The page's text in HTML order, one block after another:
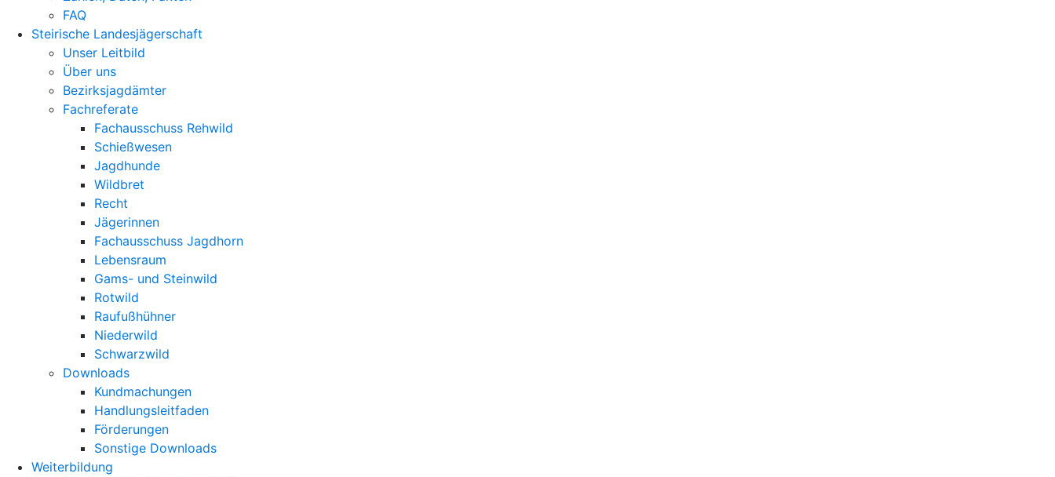
FAQ
Steirische Landesjägerschaft
Unser Leitbild
Über uns
Bezirksjagdämter
Fachreferate
Fachausschuss Rehwild
Schießwesen
Jagdhunde
Wildbret
Recht
Jägerinnen
Fachausschuss Jagdhorn
Lebensraum
Gams- und Steinwild
Rotwild
Raufußhühner
Niederwild
Schwarzwild
Downloads
Kundmachungen
Handlungsleitfaden
Förderungen
Sonstige Downloads
Weiterbildung